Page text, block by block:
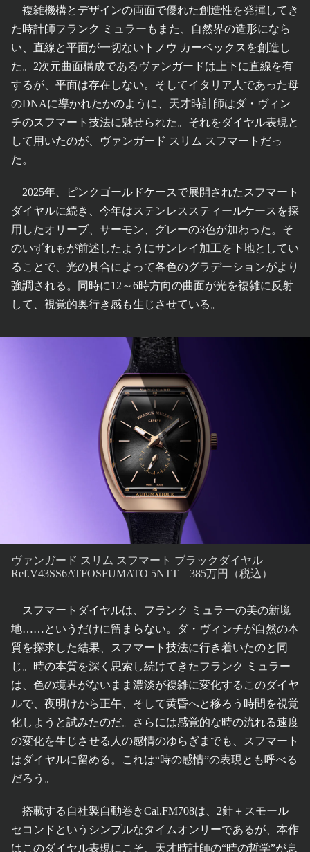
複雑機構とデザインの両面で優れた創造性を発揮してき
た時計師フランク ミュラーもまた、自然界の造形になら
い、直線と平面が一切ないトノウ カーベックスを創造し
た。2次元曲面構成であるヴァンガードは上下に直線を有
するが、平面は存在しない。そしてイタリア人であった母
のDNAに導かれたかのように、天才時計師はダ・ヴィン
チのスフマート技法に魅せられた。それをダイヤル表現と
して用いたのが、ヴァンガード スリム スフマートだっ
た。
2025年、ピンクゴールドケースで展開されたスフマート
ダイヤルに続き、今年はステンレススティールケースを採
用したオリーブ、サーモン、グレーの3色が加わった。そ
のいずれもが前述したようにサンレイ加工を下地としてい
ることで、光の具合によって各色のグラデーションがより
強調される。同時に12～6時方向の曲面が光を複雑に反射
して、視覚的奥行き感も生じさせている。
ヴァンガード スリム スフマート ブラックダイヤル
Ref.V43SS6ATFOSFUMATO 5NTT 385万円（税込）
スフマートダイヤルは、フランク ミュラーの美の新境
地……というだけに留まらない。ダ・ヴィンチが自然の本
質を探求した結果、スフマート技法に行き着いたのと同
じ。時の本質を深く思索し続けてきたフランク ミュラー
は、色の境界がないまま濃淡が複雑に変化するこのダイヤ
ルで、夜明けから正午、そして黄昏へと移ろう時間を視覚
化しようと試みたのだ。さらには感覚的な時の流れる速度
の変化を生じさせる人の感情のゆらぎまでも、スフマート
はダイヤルに留める。これは“時の感情”の表現とも呼べる
だろう。
搭載する自社製自動巻きCal.FM708は、2針＋スモール
セコンドというシンプルなタイムオンリーであるが、本作
はこのダイヤル表現にこそ、天才時計師の“時の哲学”が息